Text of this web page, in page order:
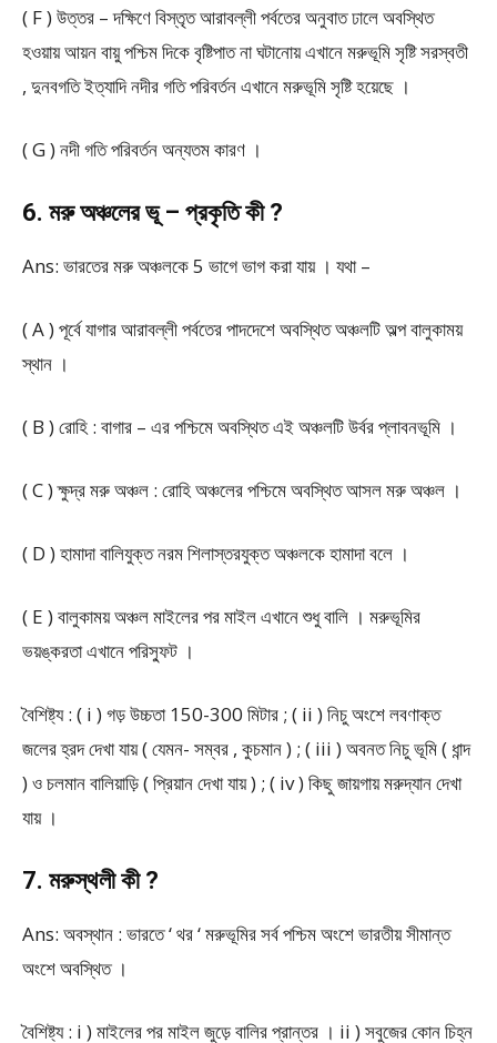
( F ) উত্তর – দক্ষিণে বিস্তৃত আরাবল্লী পর্বতের অনুবাত ঢালে অবস্থিত
হওয়ায় আয়ন বায়ু পশ্চিম দিকে বৃষ্টিপাত না ঘটানোয় এখানে মরুভূমি সৃষ্টি সরস্বতী
, দুনবগতি ইত্যাদি নদীর গতি পরিবর্তন এখানে মরুভূমি সৃষ্টি হয়েছে ।
( G ) নদী গতি পরিবর্তন অন্যতম কারণ ।
6. মরু অঞ্চলের ভূ – প্রকৃতি কী ?
Ans: ভারতের মরু অঞ্চলকে 5 ভাগে ভাগ করা যায় । যথা –
( A ) পূর্বে যাগার আরাবল্লী পর্বতের পাদদেশে অবস্থিত অঞ্চলটি অল্প বালুকাময়
স্থান ।
( B ) রোহি : বাগার – এর পশ্চিমে অবস্থিত এই অঞ্চলটি উর্বর প্লাবনভূমি ।
( C ) ক্ষুদ্র মরু অঞ্চল : রোহি অঞ্চলের পশ্চিমে অবস্থিত আসল মরু অঞ্চল ।
( D ) হামাদা বালিযুক্ত নরম শিলাস্তরযুক্ত অঞ্চলকে হামাদা বলে ।
( E ) বালুকাময় অঞ্চল মাইলের পর মাইল এখানে শুধু বালি । মরুভূমির
ভয়ঙ্করতা এখানে পরিস্ফুট ।
বৈশিষ্ট্য : ( i ) গড় উচ্চতা 150-300 মিটার ; ( ii ) নিচু অংশে লবণাক্ত
জলের হ্রদ দেখা যায় ( যেমন- সম্বর , কুচমান ) ; ( iii ) অবনত নিচু ভূমি ( ধান্দ
) ও চলমান বালিয়াড়ি ( প্রিয়ান দেখা যায় ) ; ( iv ) কিছু জায়গায় মরুদ্যান দেখা
যায় ।
7. মরুস্থলী কী ?
Ans: অবস্থান : ভারতে ‘ থর ‘ মরুভূমির সর্ব পশ্চিম অংশে ভারতীয় সীমান্ত
অংশে অবস্থিত ।
বৈশিষ্ট্য : i ) মাইলের পর মাইল জুড়ে বালির প্রান্তর । ii ) সবুজের কোন চিহ্ন